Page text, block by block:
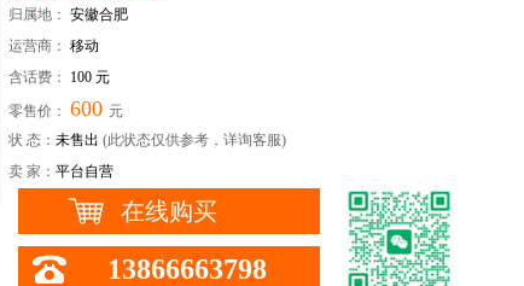
归属地： 安徽合肥
运营商： 移动
含话费： 100 元
零售价： 600 元
状 态： 未售出 (此状态仅供参考，详询客服)
卖 家： 平台自营
在线购买
13866663798